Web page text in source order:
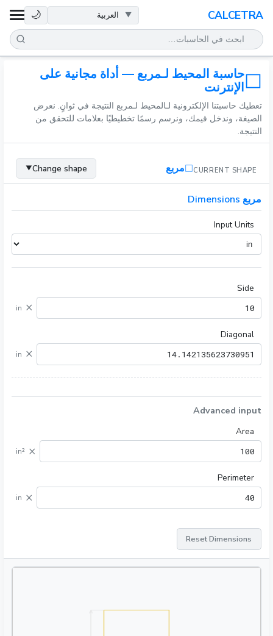
CALCETRA
🌙
الرياضيات
التحويلات
العلم
يومي
حاسبة المحيط لـمربع — أداة مجانية على
الإنترنت
تعطيك حاسبتنا الإلكترونية لـالمحيط لـمربع النتيجة في ثوانٍ. نعرض
الصيغة، وندخل قيمك، ونرسم رسمًا تخطيطيًا بعلامات للتحقق من
النتيجة.
CURRENT SHAPE مربع Change shape
▼
مربع Dimensions
Input Units
Side
×
in
Diagonal
×
in
Advanced input
Area
×
in²
Perimeter
×
in
Reset Dimensions